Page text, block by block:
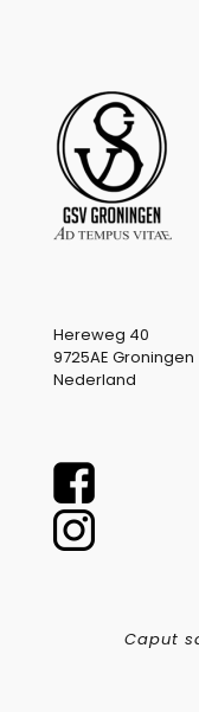
Hereweg 40
9725AE Groningen
Nederland
Caput